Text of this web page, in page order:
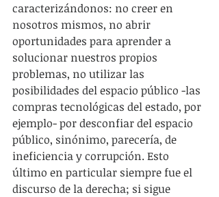
caracterizándonos: no creer en
nosotros mismos, no abrir
oportunidades para aprender a
solucionar nuestros propios
problemas, no utilizar las
posibilidades del espacio público -las
compras tecnológicas del estado, por
ejemplo- por desconfiar del espacio
público, sinónimo, parecería, de
ineficiencia y corrupción. Esto
último en particular siempre fue el
discurso de la derecha; si sigue